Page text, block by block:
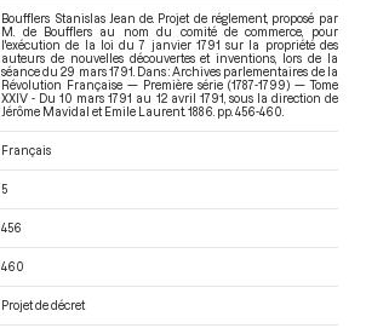
Boufflers Stanislas Jean de. Projet de réglement, proposé par
M. de Boufflers au nom du comité de commerce, pour
l'exécution de la loi du 7 janvier 1791 sur la propriété des
auteurs de nouvelles découvertes et inventions, lors de la
séance du 29 mars 1791. Dans : Archives parlementaires de la
Révolution Française — Première série (1787-1799) — Tome
XXIV - Du 10 mars 1791 au 12 avril 1791 , sous la direction de
Jérôme Mavidal et Emile Laurent. 1886. pp. 456-460.
Français
5
456
460
Projet de décret